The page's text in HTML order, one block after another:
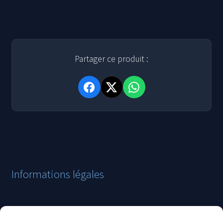
Partager ce produit :
Informations légales